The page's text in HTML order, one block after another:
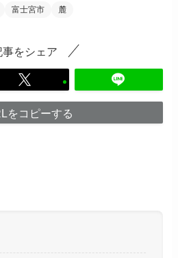
富士宮市 麓
事をシェア
をコピーする